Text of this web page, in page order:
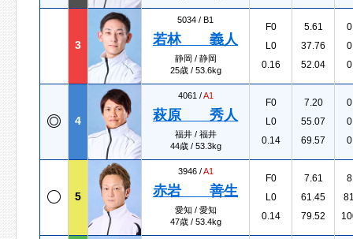
3
5034 / B1
若林 義人
静岡 / 静岡
25歳 / 53.6kg
F0
L0
0.16
5.61
37.76
52.04
4
4061 /A1
萩原 秀人
福井 / 福井
44歳 / 53.3kg
F0
L0
0.14
7.20
55.07
69.57
5
3946 /A1
赤岩 善生
愛知 / 愛知
47歳 / 53.4kg
F0
L0
0.14
7.61
61.45
79.52